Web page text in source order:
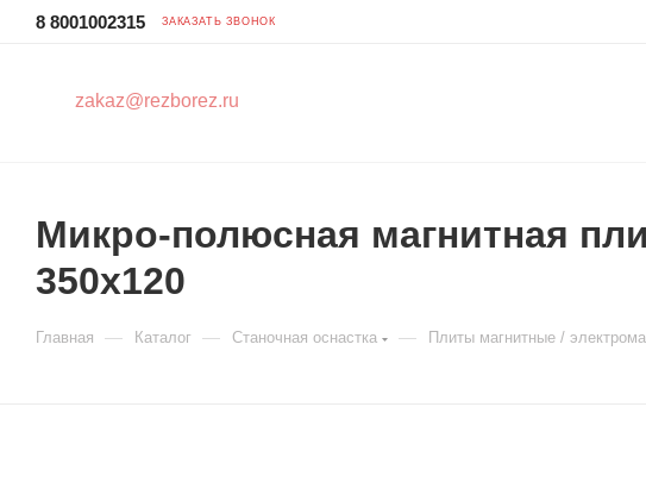
8 8001002315 ЗАКАЗАТЬ ЗВОНОК
zakaz@rezborez.ru
Микро-полюсная магнитная
350x120
Главная — Каталог — Станочная оснастка — Плиты магнитные /